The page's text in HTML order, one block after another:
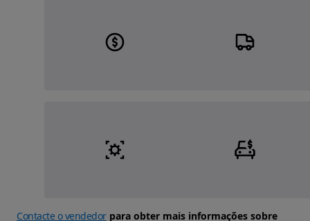
Contacte o vendedorpara obter mais informações sobre